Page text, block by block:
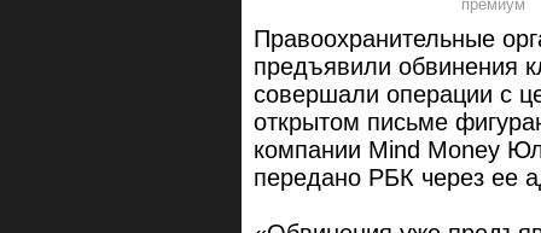
Правоохранительные
предъявили обвинения
совершали операции с
открытом письме
компании Mind Money
передано РБК через ее